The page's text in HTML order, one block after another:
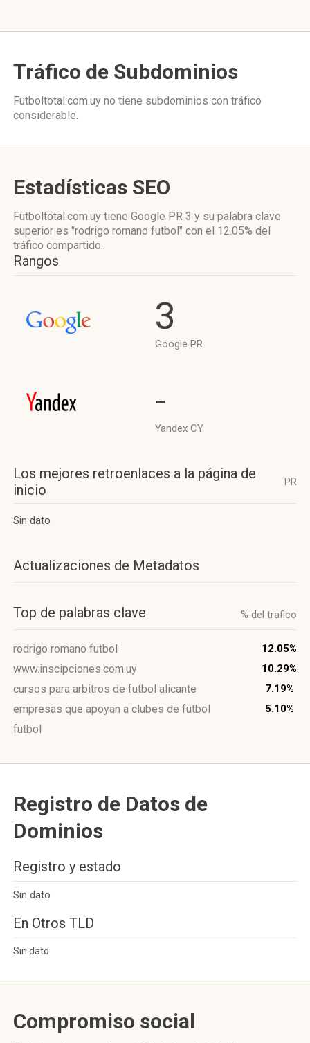
Tráfico de Subdominios
Futboltotal.com.uy no tiene subdominios con tráfico
considerable.
Estadísticas SEO
Futboltotal.com.uy tiene Google PR 3 y su palabra clave
superior es "rodrigo romano futbol" con el 12.05% del
tráfico compartido.
Rangos
3
Google PR
-
Yandex CY
Los mejores retroenlaces a la página de
inicio
PR
Sin dato
Actualizaciones de Metadatos
Top de palabras clave % del trafico
rodrigo romano futbol 12.05%
www.inscipciones.com.uy 10.29%
cursos para arbitros de futbol alicante 7.19%
empresas que apoyan a clubes de futbol 5.10%
futbol
Registro de Datos de
Dominios
Registro y estado
Sin dato
En Otros TLD
Sin dato
Compromiso social